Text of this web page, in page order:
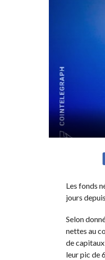
Les fonds
jours
Selon
nettes au
de
leur pic de